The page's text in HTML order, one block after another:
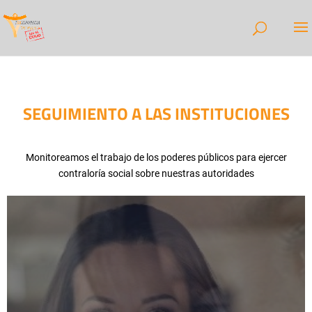
SEGUIMIENTO A LAS INSTITUCIONES
Monitoreamos el trabajo de los poderes públicos para ejercer
contraloría social sobre nuestras autoridades